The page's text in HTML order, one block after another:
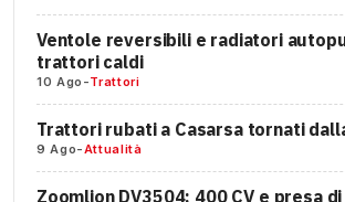
Ventole reversibili e radiatori
trattori caldi
10 Ago -Trattori
Trattori rubati a Casarsa tornati
9 Ago-Attualità
Zoomlion DV3504: 400 CV e presa